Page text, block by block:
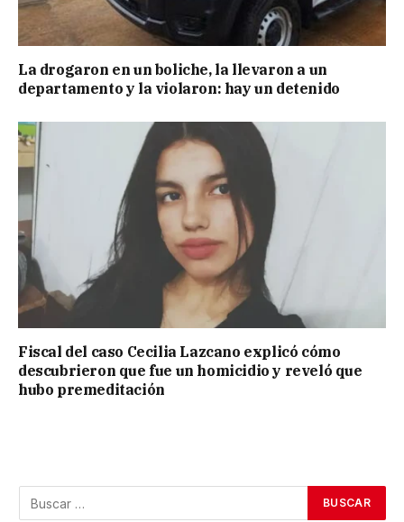
La drogaron en un boliche, la llevaron a un
departamento y la violaron: hay un detenido
Fiscal del caso Cecilia Lazcano explicó cómo
descubrieron que fue un homicidio y reveló que
hubo premeditación